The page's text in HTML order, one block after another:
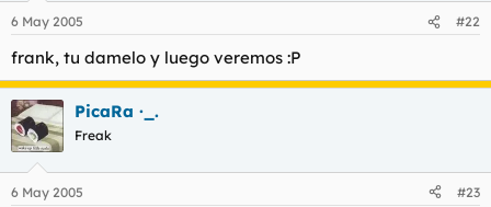
6 May 2005 #22
frank, tu damelo y luego veremos :P
PicaRa ·_.
Freak
6 May 2005 #23